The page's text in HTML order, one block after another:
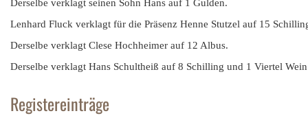
Derselbe verklagt seinen Sohn Hans auf 1 Gulden.
Lenhard Fluck verklagt für die Präsenz Henne Stutzel auf 15
Derselbe verklagt Clese Hochheimer auf 12 Albus.
Derselbe verklagt Hans Schultheiß auf 8 Schilling und 1 Viertel
Registereinträge